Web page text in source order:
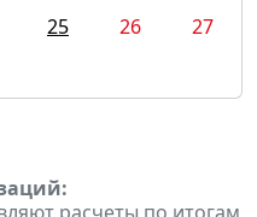
25 26
27